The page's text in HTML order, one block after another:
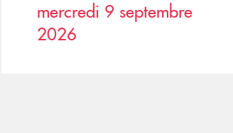
mercredi 9 septembre
2026